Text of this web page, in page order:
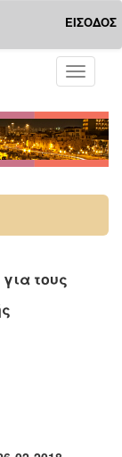
ΕΙΣΟΔΟΣ
Toggle
τους